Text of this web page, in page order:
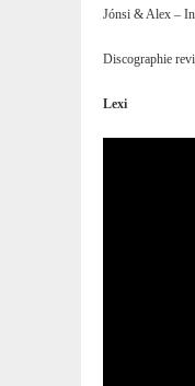
Jónsi & Alex –
Discographie
Lexi